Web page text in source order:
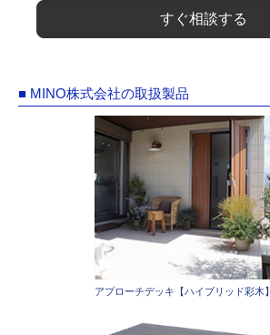
すぐ相談する
■ MINO株式会社の取扱製品
アプローチデッキ【ハイブリッド彩木】